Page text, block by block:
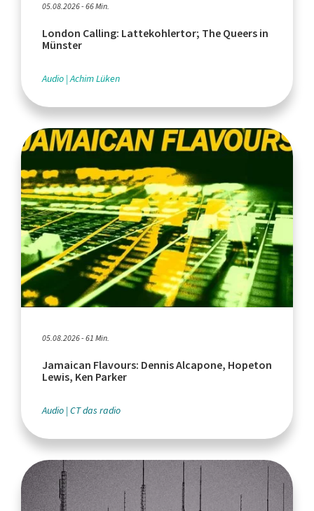
05.08.2026 - 66 Min.
London Calling: Lattekohlertor; The Queers in
Münster
Audio Achim Lüken
05.08.2026 - 61 Min.
Jamaican Flavours: Dennis Alcapone, Hopeton
Lewis, Ken Parker
Audio CT das radio